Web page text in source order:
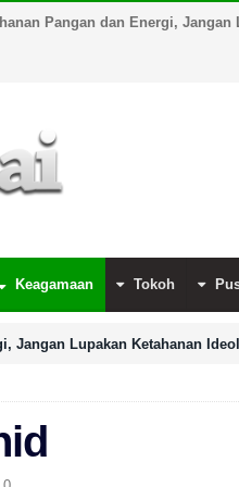
Pangan dan Energi,
Keagamaan Tokoh
Jangan Lupakan Ketahanan